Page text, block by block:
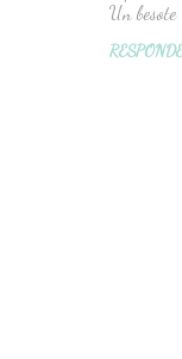
Un besote